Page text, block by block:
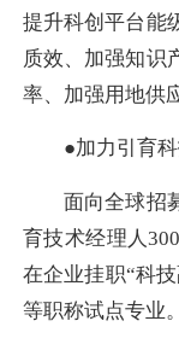
提升科创平台能
质效、加强知识
率、加强用地供
●加力引育
面向全球招募
育技术经理人
在企业挂职“科
等职称试点专业。